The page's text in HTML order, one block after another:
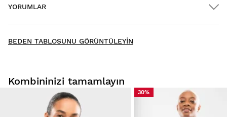
Eve teslimat ÜCRETSIZ
Ürünlerimizi evinizde rahatça deneyin. Teslimat tarihinden
itibaren 30 gün içinde iade yapabilirsiniz.
YORUMLAR
BEDEN TABLOSUNU GÖRÜNTÜLEYIN
Kombininizi tamamlayın
30%